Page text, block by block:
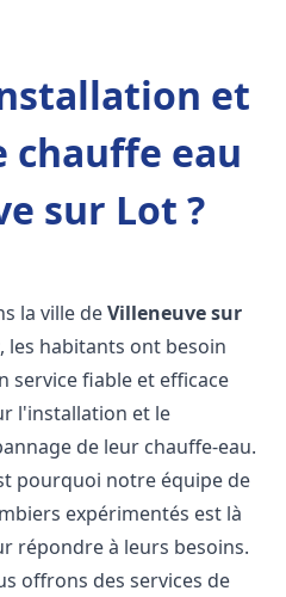
et
chauffe eau
sur Lot ?
la ville deVilleneuve sur
, les habitants ont besoin
service fiable et efficace
l'installation et le
de leur chauffe-eau.
pourquoi notre équipe de
expérimentés est là
répondre à leurs besoins.
offrons des services de